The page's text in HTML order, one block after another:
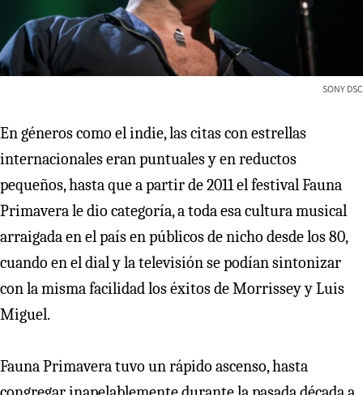
SONY DSC
En géneros como el indie, las citas con estrellas
internacionales eran puntuales y en reductos
pequeños, hasta que a partir de 2011 el festival Fauna
Primavera le dio categoría, a toda esa cultura musical
arraigada en el país en públicos de nicho desde los 80,
cuando en el dial y la televisión se podían sintonizar
con la misma facilidad los éxitos de Morrissey y Luis
Miguel.
Fauna Primavera tuvo un rápido ascenso, hasta